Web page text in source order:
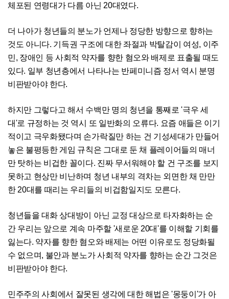
체포된 연령대가 다름 아닌 20대였다.
더 나아가 청년들의 분노가 언제나 정당한 방향으로 향하는
것도 아니다. 기득권 구조에 대한 좌절과 박탈감이 여성, 이주
민, 장애인 등 사회적 약자를 향한 혐오와 배제로 표출될 때도
있다. 일부 청년층에서 나타나는 반페미니즘 정서 역시 분명
비판받아야 한다.
하지만 그렇다고 해서 수백만 명의 청년을 통째로 '극우 세
대'로 규정하는 것 역시 또 일반화의 오류다. 요즘 애들은 이기
적이고 극우화됐다며 손가락질만 하는 건 기성세대가 만들어
놓은 불평등한 게임 규칙은 그대로 둔 채 플레이어들의 매너
만 탓하는 비겁한 꼴이다. 진짜 무서워해야 할 건 구조를 보지
못하고 현상만 비난하며 청년 내부의 격차는 외면한 채 만만
한 20대를 때리는 우리들의 비겁함일지도 모른다.
청년들을 대화 상대방이 아닌 교정 대상으로 타자화하는 순
간 우리는 앞으로 계속 마주할 '새로운 20대'를 이해할 기회를
잃는다. 약자를 향한 혐오와 배제는 어떤 이유로도 정당화될
수 없으며, 불안과 분노가 사회적 약자를 향하는 순간 그것은
비판받아야 한다.
민주주의 사회에서 잘못된 생각에 대한 해법은 '몽둥이'가 아